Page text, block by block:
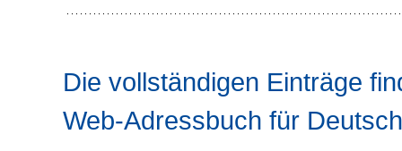
Die vollständigen Einträge
Web-Adressbuch für